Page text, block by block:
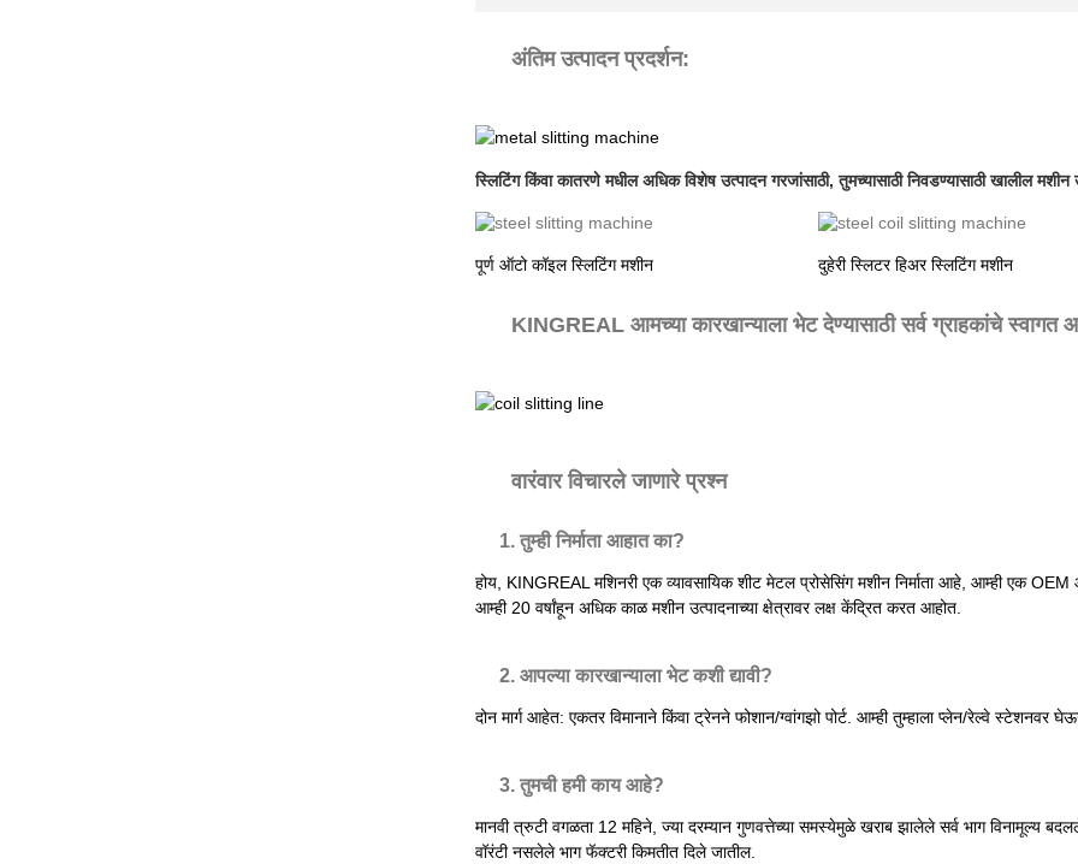
अंतिम उत्पादन प्रदर्शन:
स्लिटिंग किंवा कातरणे मधील अधिक विशेष उत्पादन गरजांसाठी, तुमच्यासाठी निवडण्यासाठी खालील
पूर्ण ऑटो कॉइल स्लिटिंग मशीन दुहेरी स्लिटर हिअर स्लिटिंग मशीन
KINGREAL आमच्या कारखान्याला भेट देण्यासाठी सर्व ग्राहकांचे स्वागत
वारंवार विचारले जाणारे प्रश्न
1. तुम्ही निर्माता आहात का?
होय, KINGREAL मशिनरी एक व्यावसायिक शीट मेटल प्रोसेसिंग मशीन निर्माता आहे, आम्ही एक OEM
आम्ही 20 वर्षांहून अधिक काळ मशीन उत्पादनाच्या क्षेत्रावर लक्ष केंद्रित करत आहोत.
2. आपल्या कारखान्याला भेट कशी द्यावी?
दोन मार्ग आहेत: एकतर विमानाने किंवा ट्रेनने फोशान/ग्वांगझो पोर्ट. आम्ही तुम्हाला प्लेन/रेल्वे
3. तुमची हमी काय आहे?
मानवी त्रुटी वगळता 12 महिने, ज्या दरम्यान गुणवत्तेच्या समस्येमुळे खराब झालेले सर्व भाग विनामूल्य
वॉरंटी नसलेले भाग फॅक्टरी किमतीत दिले जातील.